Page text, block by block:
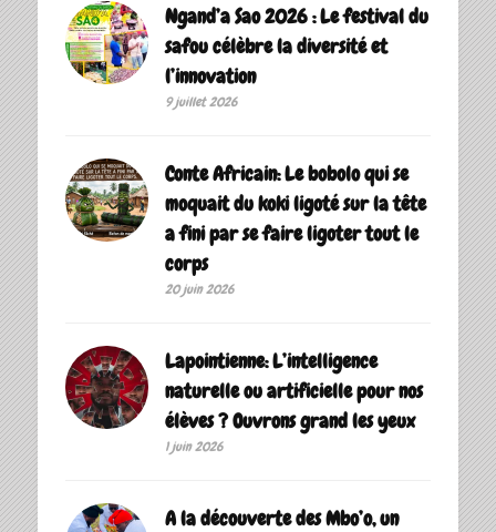
Ngand’a Sao 2026 : Le festival du
safou célèbre la diversité et
l’innovation
9 juillet 2026
Conte Africain: Le bobolo qui se
moquait du koki ligoté sur la tête
a fini par se faire ligoter tout le
corps
20 juin 2026
Lapointienne: L’intelligence
naturelle ou artificielle pour nos
élèves ? Ouvrons grand les yeux
1 juin 2026
A la découverte des Mbo’o, un